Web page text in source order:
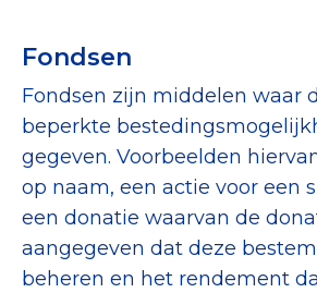
Fondsen
Fondsen zijn middelen waar
beperkte
gegeven. Voorbeelden
op naam, een actie voor een
een donatie waarvan de
aangegeven dat deze
beheren en het rendement